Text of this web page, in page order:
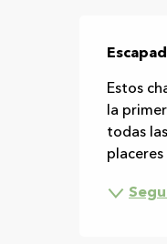
Estos
la
todas
placeres